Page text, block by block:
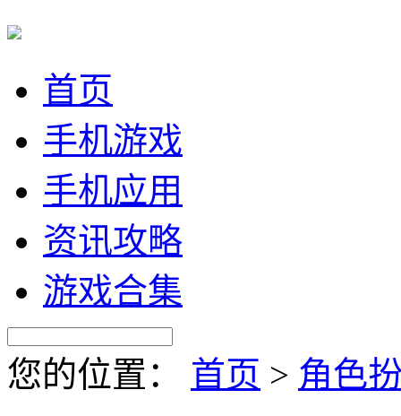
首页
手机游戏
手机应用
资讯攻略
游戏合集
您的位置： 首页 > 角色